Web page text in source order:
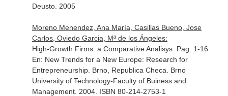
Deusto. 2005
Moreno Menendez, Ana María, Casillas Bueno, Jose
Carlos, Oviedo Garcia, Mª de los Ángeles:
High-Growth Firms: a Comparative Analisys. Pag. 1-16.
En: New Trends for a New Europe: Research for
Entrepreneurship. Brno, Republica Checa. Brno
University of Technology-Faculty of Buiness and
Management. 2004. ISBN 80-214-2753-1